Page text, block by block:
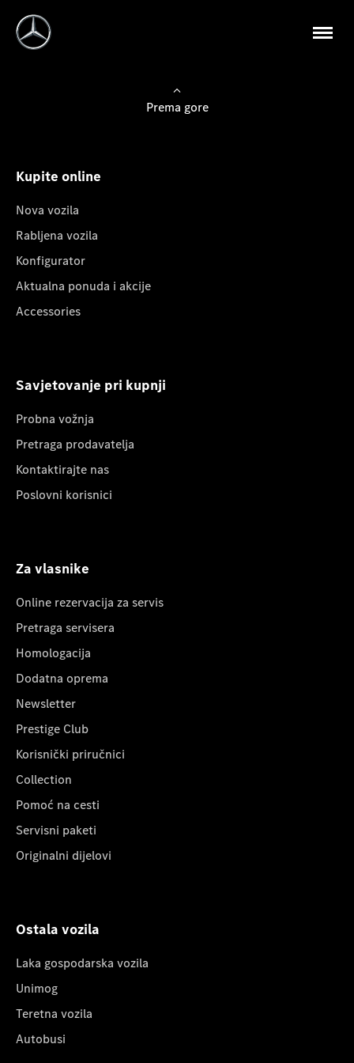
Prema gore
Kupite online
Nova vozila
Rabljena vozila
Konfigurator
Aktualna ponuda i akcije
Accessories
Savjetovanje pri kupnji
Probna vožnja
Pretraga prodavatelja
Kontaktirajte nas
Poslovni korisnici
Za vlasnike
Online rezervacija za servis
Pretraga servisera
Homologacija
Dodatna oprema
Newsletter
Prestige Club
Korisnički priručnici
Collection
Pomoć na cesti
Servisni paketi
Originalni dijelovi
Ostala vozila
Laka gospodarska vozila
Unimog
Teretna vozila
Autobusi